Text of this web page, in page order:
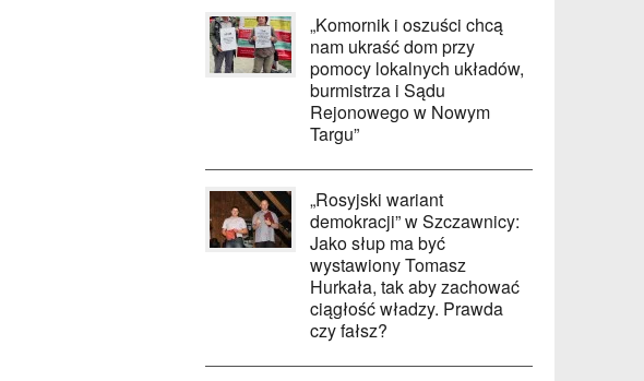
„Komornik i oszuści chcą
nam ukraść dom przy
pomocy lokalnych układów,
burmistrza i Sądu
Rejonowego w Nowym
Targu”
„Rosyjski wariant
demokracji” w Szczawnicy:
Jako słup ma być
wystawiony Tomasz
Hurkała, tak aby zachować
ciągłość władzy. Prawda
czy fałsz?